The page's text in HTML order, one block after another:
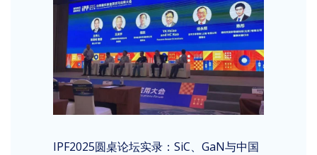
IPF2025圆桌论坛实录：SiC、GaN与中国